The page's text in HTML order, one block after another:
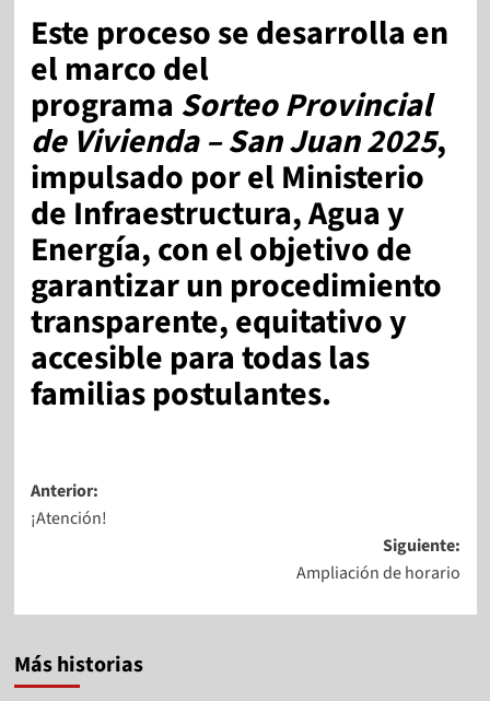
Este proceso se desarrolla en
el marco del
programa Sorteo Provincial
de Vivienda – San Juan 2025,
impulsado por el Ministerio
de Infraestructura, Agua y
Energía, con el objetivo de
garantizar un procedimiento
transparente, equitativo y
accesible para todas las
familias postulantes.
Anterior:
¡Atención!
Siguiente:
Ampliación de horario
Más historias